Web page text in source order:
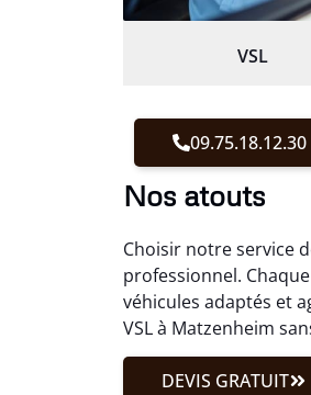
VSL
09.75.18.12.30
Nos atouts
Choisir notre service
professionnel.
véhicules adaptés et
VSL à Matzenheim
DEVIS GRATUIT